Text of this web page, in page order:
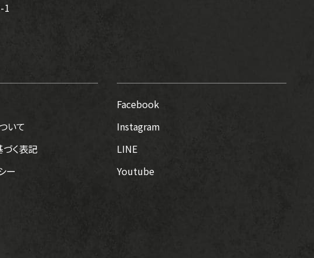
1
いて
く表記
ー
Facebook
Instagram
LINE
Youtube